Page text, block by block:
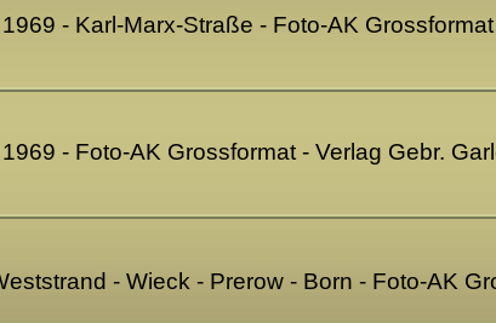
- Karl-Marx-Straße - Foto-AK
- Foto-AK Grossformat - Verlag Gebr.
- Wieck - Prerow - Born - Foto-AK